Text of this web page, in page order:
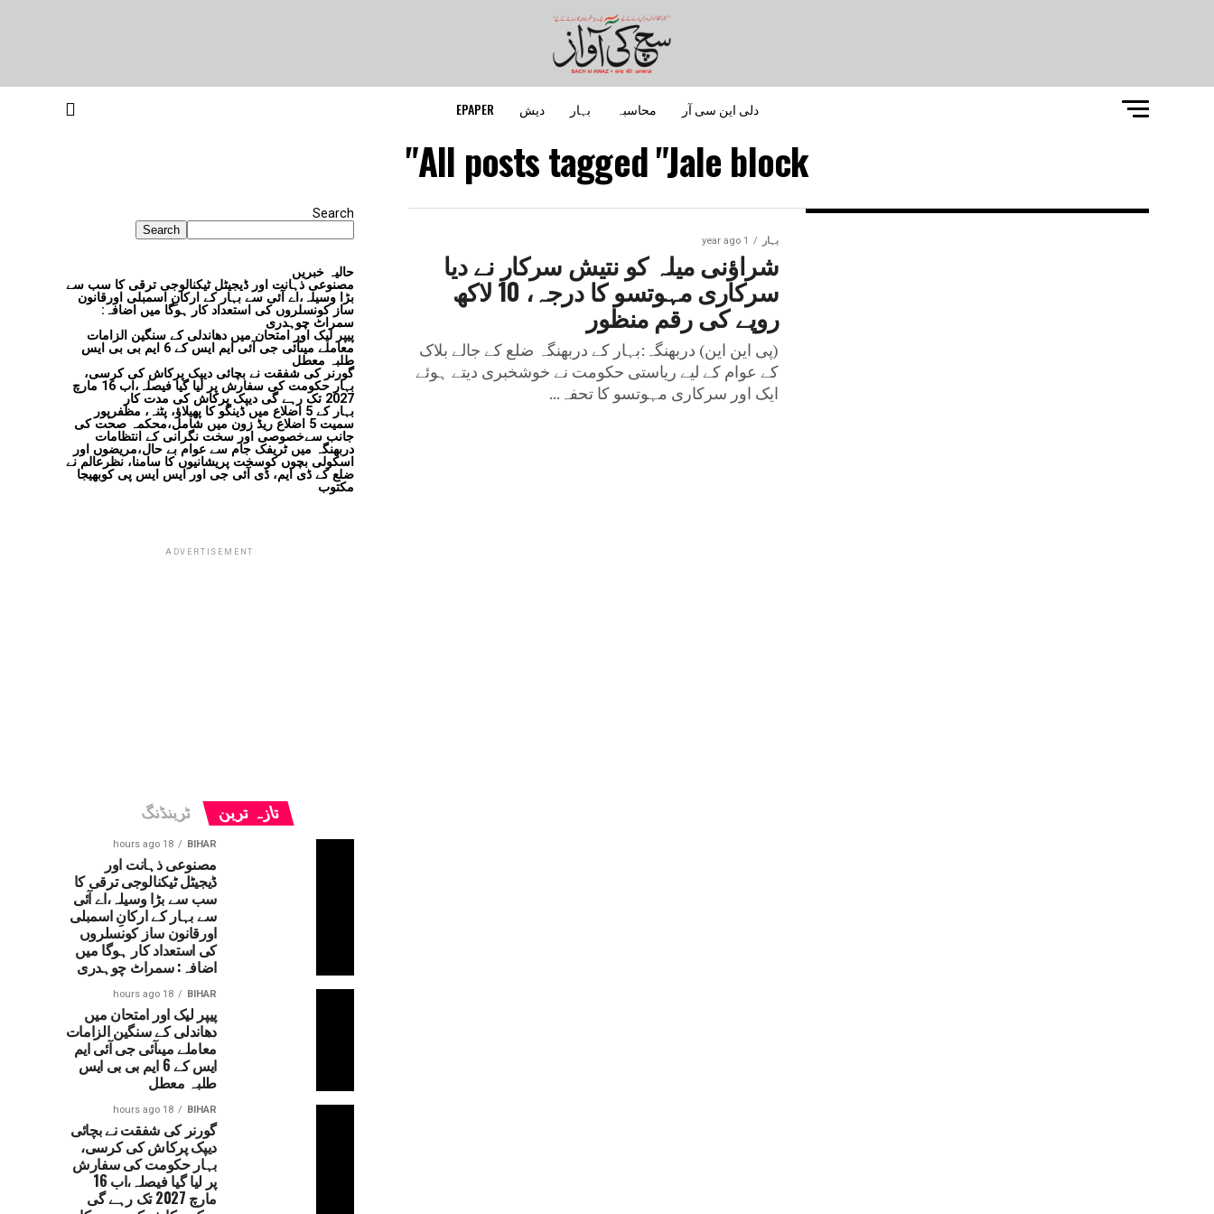
دلی این سی آر محاسبہ بہار دیش EPAPER
All posts tagged "Jale block"
بہار 1 year ago
شراؤنی میلہ کو نتیش سرکار نے دیا
سرکاری مہوتسو کا درجہ، 10 لاکھ
روپے کی رقم منظور
(پی این این) دربھنگہ:بہار کے دربھنگہ ضلع کے جالے بلاک
کے عوام کے لیے ریاستی حکومت نے خوشخبری دیتے ہوئے
ایک اور سرکاری مہوتسو کا تحفہ...
Search
Search
حالیہ خبریں
مصنوعی ذہانت اور ڈیجیٹل ٹیکنالوجی ترقی کا سب سے
بڑا وسیلہ،اے آئی سے بہار کے ارکانِ اسمبلی اورقانون
ساز کونسلروں کی استعداد کار ہوگا میں اضافہ:
سمراٹ چوہدری
پیپر لیک اور امتحان میں دھاندلی کے سنگین الزامات
معاملے میںآئی جی آئی ایم ایس کے 6 ایم بی بی ایس
طلبہ معطل
گورنر کی شفقت نے بچائی دیپک پرکاش کی کرسی،
بہار حکومت کی سفارش پر لیا گیا فیصلہ،اب 16 مارچ
2027 تک رہے گی دیپک پرکاش کی مدت کار
بہار کے 5 اضلاع میں ڈینگو کا پھیلاؤ، پٹنہ، مظفرپور
سمیت 5 اضلاع ریڈ زون میں شامل،محکمہ صحت کی
جانب سےخصوصی اور سخت نگرانی کے انتظامات
دربھنگہ میں ٹریفک جام سے عوام بے حال،مریضوں اور
اسکولی بچوں کوسخت پریشانیوں کا سامنا، نظرعالم نے
ضلع کے ڈی ایم، ڈی آئی جی اور ایس ایس پی کوبھیجا
مکتوب
ADVERTISEMENT
تازہ ترین ٹرینڈنگ
BIHAR
18 hours ago
مصنوعی ذہانت اور
ڈیجیٹل ٹیکنالوجی ترقی کا
سب سے بڑا وسیلہ،اے آئی
سے بہار کے ارکانِ اسمبلی
اورقانون ساز کونسلروں
کی استعداد کار ہوگا میں
اضافہ: سمراٹ چوہدری
BIHAR
18 hours ago
پیپر لیک اور امتحان میں
دھاندلی کے سنگین الزامات
معاملے میںآئی جی آئی ایم
ایس کے 6 ایم بی بی ایس
طلبہ معطل
BIHAR
18 hours ago
گورنر کی شفقت نے بچائی
دیپک پرکاش کی کرسی،
بہار حکومت کی سفارش
پر لیا گیا فیصلہ،اب 16
مارچ 2027 تک رہے گی